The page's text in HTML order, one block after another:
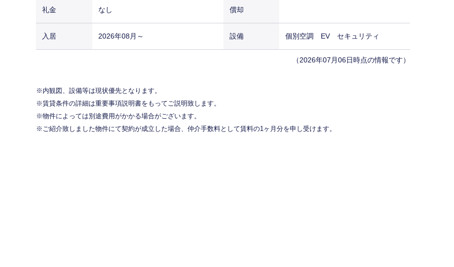
礼金 なし 償却
入居 2026年08月～ 設備 個別空調 EV セキュリティ
（2026年07月06日時点の情報です）
内観図、設備等は現状優先となります。
賃貸条件の詳細は重要事項説明書をもってご説明致します。
物件によっては別途費用がかかる場合がございます。
ご紹介致しました物件にて契約が成立した場合、仲介手数料として賃料の1ヶ月分を申し受けます。